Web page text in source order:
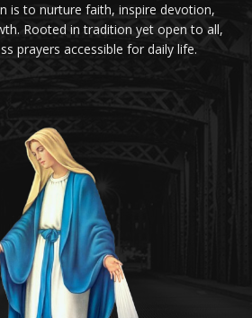
is to nurture faith, inspire devotion,
Rooted in tradition yet open to all,
prayers accessible for daily life.